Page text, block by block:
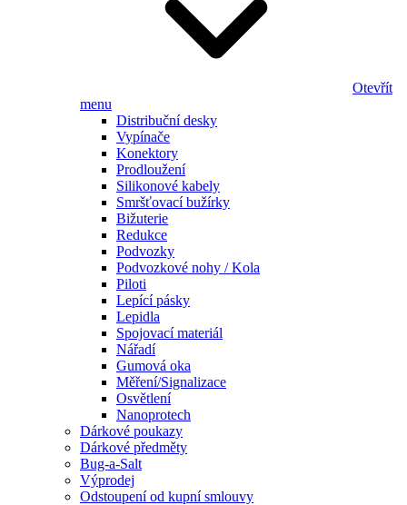
Otevřít
menu
Distribuční desky
Vypínače
Konektory
Prodloužení
Silikonové kabely
Smršťovací bužírky
Bižuterie
Redukce
Podvozky
Podvozkové nohy / Kola
Piloti
Lepící pásky
Lepidla
Spojovací materiál
Nářadí
Gumová oka
Měření/Signalizace
Osvětlení
Nanoprotech
Dárkové poukazy
Dárkové předměty
Bug-a-Salt
Výprodej
Odstoupení od kupní smlouvy